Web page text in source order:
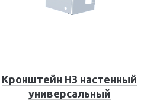
Кронштейн Н3 настенный
универсальный